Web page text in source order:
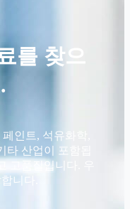
를 찾으
인트, 석유화학,
타 산업이 포함됩
고품질입니다. 우
니다.